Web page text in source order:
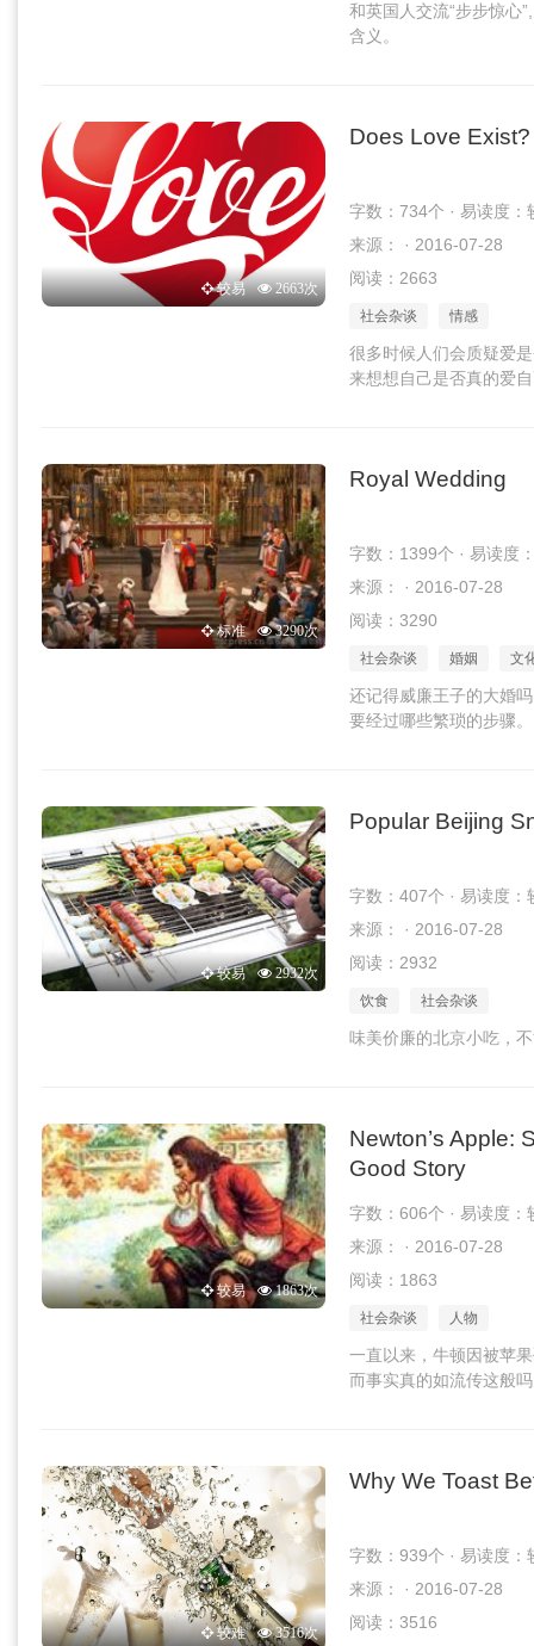
和英国人交流“步步惊心
含义。
较易 2663次
Does Love Exist?
字数：734个 · 易读度：
来源： · 2016-07-28
阅读：2663
社会杂谈 情感
很多时候人们会质疑爱
来想想自己是否真的爱
标准 3290次
Royal Wedding
字数：1399个 · 易读度
来源： · 2016-07-28
阅读：3290
社会杂谈 婚姻 文
还记得威廉王子的大婚
要经过哪些繁琐的步骤。
较易 2932次
Popular Beijing
字数：407个 · 易读度：
来源： · 2016-07-28
阅读：2932
饮食 社会杂谈
味美价廉的北京小吃，
较易 1863次
Newton’s Apple:
Good Story
字数：606个 · 易读度：
来源： · 2016-07-28
阅读：1863
社会杂谈 人物
一直以来，牛顿因被苹
而事实真的如流传这般
较难 3516次
Why We Toast
字数：939个 · 易读度：
来源： · 2016-07-28
阅读：3516